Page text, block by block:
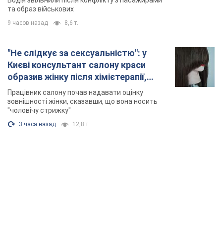
та образ військових
9 часов назад 8,6 т.
"Не слідкує за сексуальністю": у
Києві консультант салону краси
образив жінку після хімієтерапії,
розгорівся скандал. Фото
Працівник салону почав надавати оцінку
зовнішності жінки, сказавши, що вона носить
"чоловічу стрижку"
3 часа назад 12,8 т.